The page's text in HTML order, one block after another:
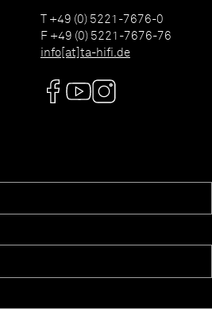
T +49 (0) 5221-7676-0
F +49 (0) 5221-7676-76
info[at]ta-hifi.de